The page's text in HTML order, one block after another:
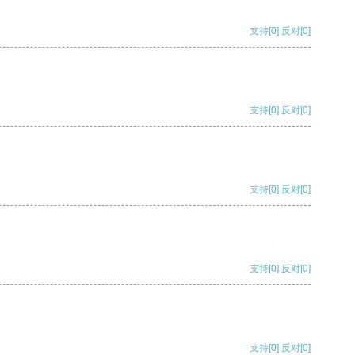
支持[0] 反对[0]
支持[0] 反对[0]
支持[0] 反对[0]
支持[0] 反对[0]
支持[0] 反对[0]